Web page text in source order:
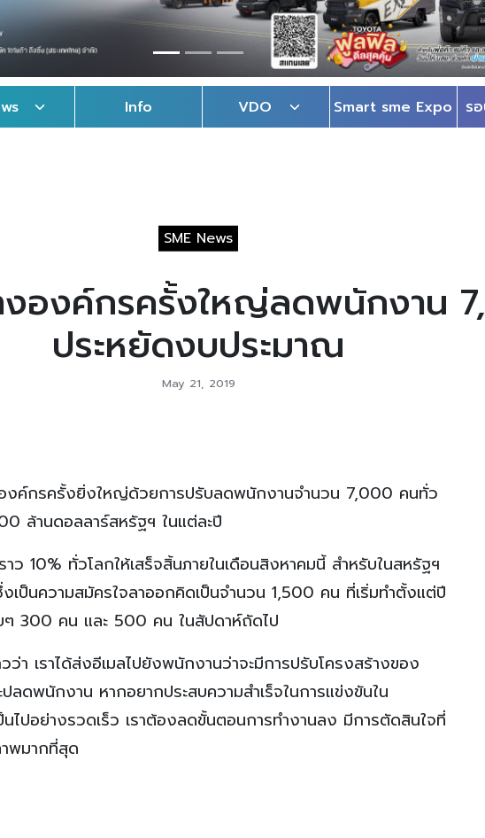
Info VDO Smart sme Expo ร
SME News
งองค์กรครั้งใหญ่ลดพนักงาน
ประหยัดงบประมาณ
May 21, 2019
งค์กรครั้งยิ่งใหญ่ด้วยการปรับลดพนักงานจำนวน 7,000 คนทั่ว
ล้านดอลลาร์สหรัฐฯ ในแต่ละปี
10% ทั่วโลกให้เสร็จสิ้นภายในเดือนสิงหาคมนี้ สำหรับในสหรัฐฯ
ป็นความสมัครใจลาออกคิดเป็นจำนวน 1,500 คน ที่เริ่มทำตั้งแต่ปี
ๆ 300 คน และ 500 คน ในสัปดาห์ถัดไป
เราได้ส่งอีเมลไปยังพนักงานว่าจะมีการปรับโครงสร้างของ
ดพนักงาน หากอยากประสบความสำเร็จในการแข่งขันใน
ไปอย่างรวดเร็ว เราต้องลดขั้นตอนการทำงานลง มีการตัดสินใจที่
พมากที่สุด